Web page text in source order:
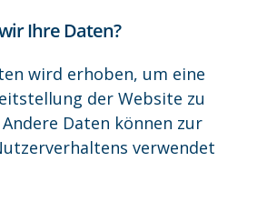
Ihre Daten?
wird erhoben, um eine
der Website zu
Daten können zur
verwendet